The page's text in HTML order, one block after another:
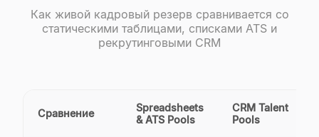
Как живой кадровый резерв сравнивается со
статическими таблицами, списками ATS и
рекрутинговыми CRM
Сравнение
Spreadsheets
& ATS Pools
CRM Talent
Pools